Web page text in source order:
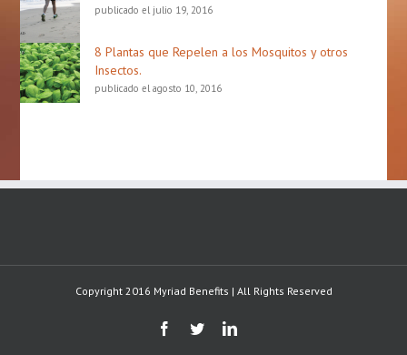
publicado el julio 19, 2016
8 Plantas que Repelen a los Mosquitos y otros
Insectos.
publicado el agosto 10, 2016
Copyright 2016 Myriad Benefits | All Rights Reserved